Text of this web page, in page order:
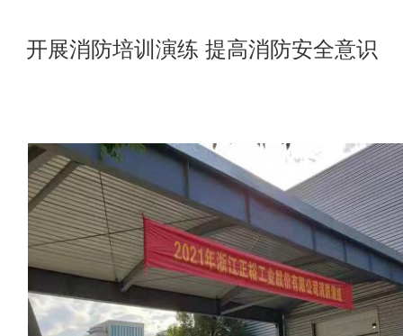
开展消防培训演练 提高消防安全意识